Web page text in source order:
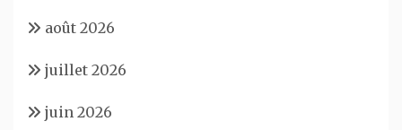
août 2026
juillet 2026
juin 2026